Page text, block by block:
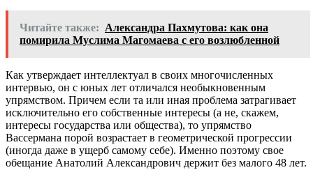
Читайте также: Александра Пахмутова: как она
помирила Муслима Магомаева с его возлюбленной
Как утверждает интеллектуал в своих многочисленных
интервью, он с юных лет отличался необыкновенным
упрямством. Причем если та или иная проблема затрагивает
исключительно его собственные интересы (а не, скажем,
интересы государства или общества), то упрямство
Вассермана порой возрастает в геометрической прогрессии
(иногда даже в ущерб самому себе). Именно поэтому свое
обещание Анатолий Александрович держит без малого 48 лет.